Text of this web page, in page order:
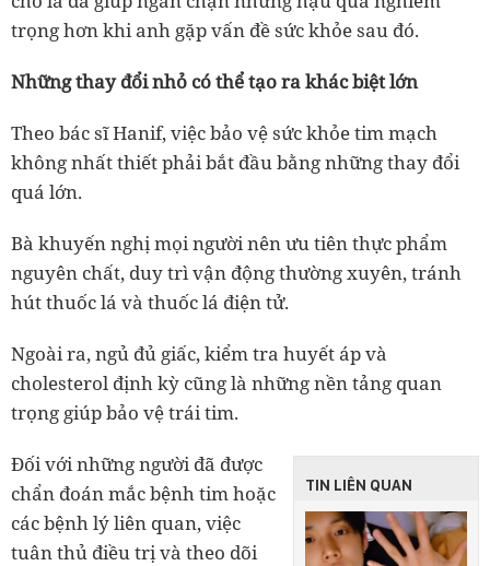
trọng hơn khi anh gặp vấn đề sức khỏe sau đó.
Những thay đổi nhỏ có thể tạo ra khác biệt lớn
Theo bác sĩ Hanif, việc bảo vệ sức khỏe tim mạch
không nhất thiết phải bắt đầu bằng những thay đổi
quá lớn.
Bà khuyến nghị mọi người nên ưu tiên thực phẩm
nguyên chất, duy trì vận động thường xuyên, tránh
hút thuốc lá và thuốc lá điện tử.
Ngoài ra, ngủ đủ giấc, kiểm tra huyết áp và
cholesterol định kỳ cũng là những nền tảng quan
trọng giúp bảo vệ trái tim.
TIN LIÊN QUAN
Đối với những người đã được
chẩn đoán mắc bệnh tim hoặc
các bệnh lý liên quan, việc
tuân thủ điều trị và theo dõi